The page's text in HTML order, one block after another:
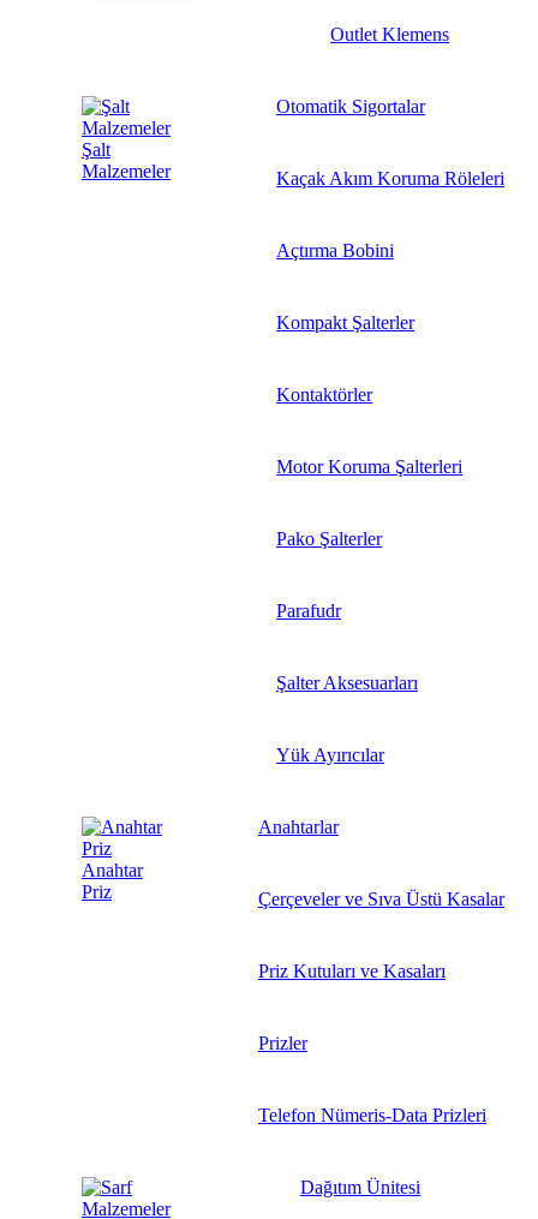
Outlet Klemens
Şalt
Malzemeler
Otomatik Sigortalar
Kaçak Akım Koruma Röleleri
Açtırma Bobini
Kompakt Şalterler
Kontaktörler
Motor Koruma Şalterleri
Pako Şalterler
Parafudr
Şalter Aksesuarları
Yük Ayırıcılar
Anahtar
Priz
Anahtarlar
Çerçeveler ve Sıva Üstü Kasalar
Priz Kutuları ve Kasaları
Prizler
Telefon Nümeris-Data Prizleri
Dağıtım Ünitesi